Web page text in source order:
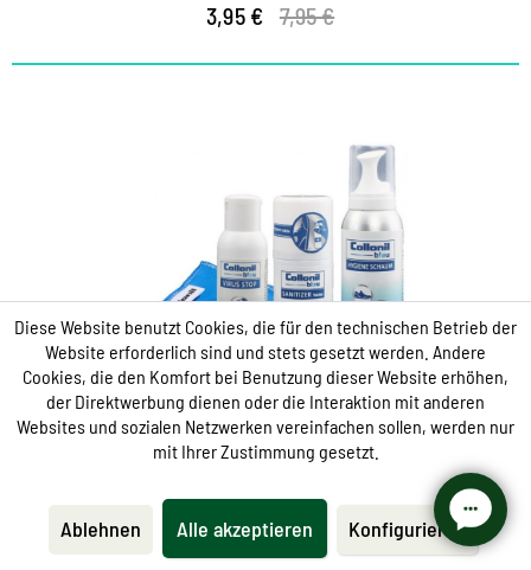
3,95 € 7,95 €
360 Grad-Konzept für Hygiene
und Sauberkeit
Universalset für Schutz und Hygiene
hochwirksame Desinfektion und Reinigung
allein wirksam, effektiv ineinander greifend
Desinfizieren
Diese Website benutzt Cookies, die für den technischen Betrieb der
Website erforderlich sind und stets gesetzt werden. Andere
Cookies, die den Komfort bei Benutzung dieser Website erhöhen,
der Direktwerbung dienen oder die Interaktion mit anderen
Websites und sozialen Netzwerken vereinfachen sollen, werden nur
mit Ihrer Zustimmung gesetzt.
Ablehnen Alle akzeptieren Konfigurieren